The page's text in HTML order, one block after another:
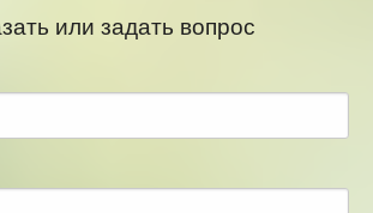
или задать вопрос